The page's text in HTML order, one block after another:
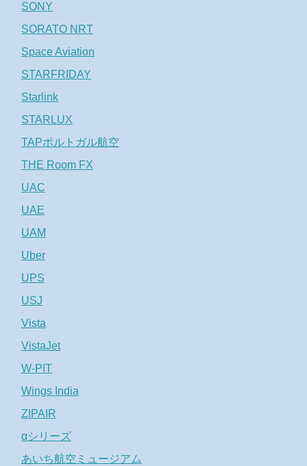
SONY
SORATO NRT
Space Aviation
STARFRIDAY
Starlink
STARLUX
TAPポルトガル航空
THE Room FX
UAC
UAE
UAM
Uber
UPS
USJ
Vista
VistaJet
W-PIT
Wings India
ZIPAIR
αシリーズ
あいち航空ミュージアム